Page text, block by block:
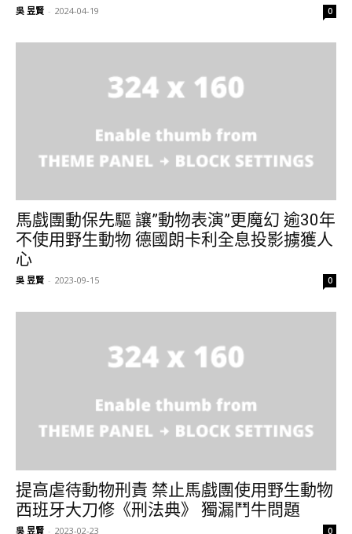
吳 昱賢 - 2024-04-19 0
馬戲團動保先驅 讓”動物表演”更魔幻 逾30年
不使用野生動物 德國朗卡利全息投影擄獲人
心
吳 昱賢 - 2023-09-15 0
提高虐待動物刑責 禁止馬戲團使用野生動物
西班牙大刀修《刑法典》 獨漏鬥牛問題
吳 昱賢 - 2023-02-23 0